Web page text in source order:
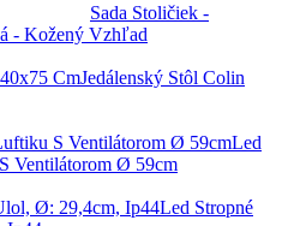
Sada Stoličiek -
- Kožený Vzhľad
Jedálenský Stôl Colin
Led
Ventilátorom Ø 59cm
Led Stropné